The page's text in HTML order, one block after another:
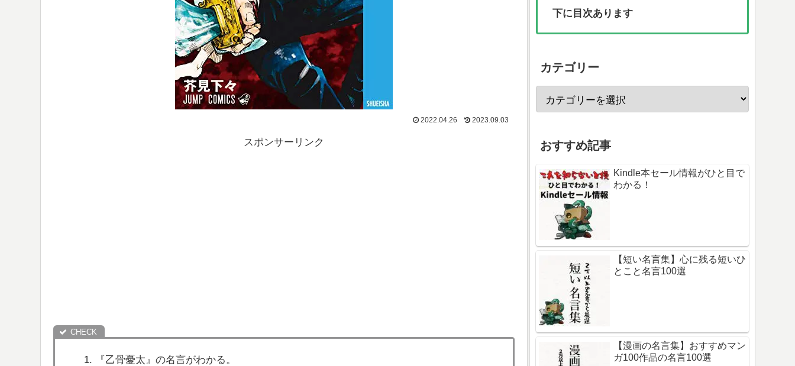
2022.04.26 2023.09.03
スポンサーリンク
『乙骨憂太』の名言がわかる。
下に目次あります
カテゴリー
おすすめ記事
Kindle本セール情報がひと目で
わかる！
【短い名言集】心に残る短いひ
とこと名言100選
【漫画の名言集】おすすめマン
ガ100作品の名言100選